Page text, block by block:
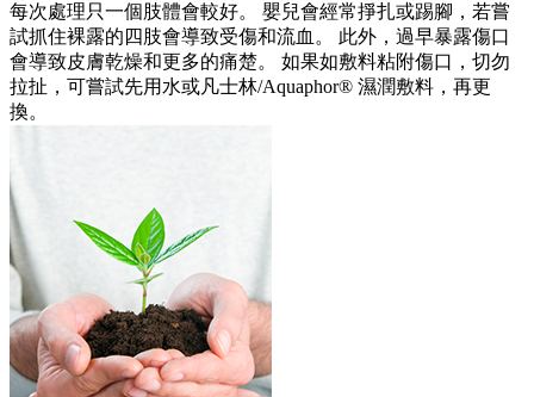
每次處理只一個肢體會較好。 嬰兒會經常掙扎或踢腳，若嘗
試抓住裸露的四肢會導致受傷和流血。 此外，過早暴露傷口
會導致皮膚乾燥和更多的痛楚。 如果如敷料粘附傷口，切勿
拉扯，可嘗試先用水或凡士林/Aquaphor® 濕潤敷料，再更
換。